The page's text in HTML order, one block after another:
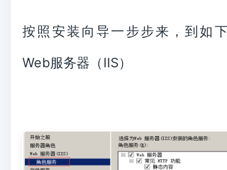
按照安装向导一步步来，到如
Web服务器（IIS）